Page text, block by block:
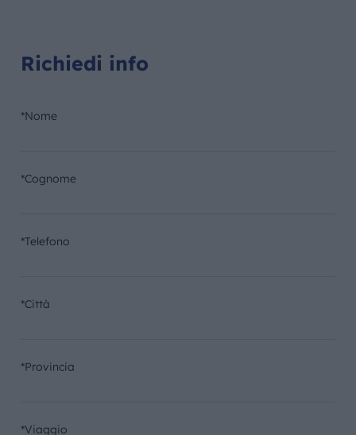
Richiedi info
*Nome
*Cognome
*Telefono
*Città
*Provincia
*Viaggio